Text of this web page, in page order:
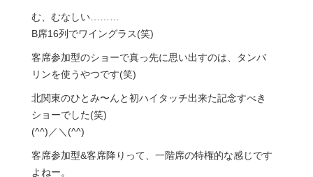
む、むなしい………
B席16列でワイングラス(笑)
客席参加型のショーで真っ先に思い出すのは、タンバ
リンを使うやつです(笑)
北関東のひとみ〜んと初ハイタッチ出来た記念すべき
ショーでした(笑)
(^^)／＼(^^)
客席参加型&客席降りって、一階席の特権的な感じです
よねー。